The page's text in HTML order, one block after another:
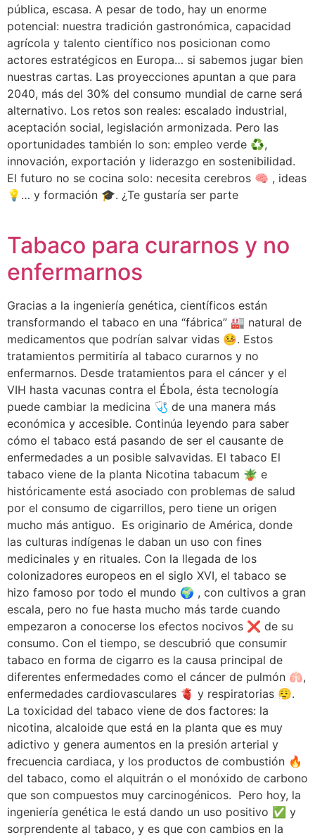
pública, escasa. A pesar de todo, hay un enorme
potencial: nuestra tradición gastronómica, capacidad
agrícola y talento científico nos posicionan como
actores estratégicos en Europa… si sabemos jugar bien
nuestras cartas. Las proyecciones apuntan a que para
2040, más del 30% del consumo mundial de carne será
alternativo. Los retos son reales: escalado industrial,
aceptación social, legislación armonizada. Pero las
oportunidades también lo son: empleo verde ♻️,
innovación, exportación y liderazgo en sostenibilidad.
El futuro no se cocina solo: necesita cerebros 🧠 , ideas
💡… y formación 🎓. ¿Te gustaría ser parte
Tabaco para curarnos y no
enfermarnos
Gracias a la ingeniería genética, científicos están
transformando el tabaco en una “fábrica” 🏭 natural de
medicamentos que podrían salvar vidas 🤒. Estos
tratamientos permitiría al tabaco curarnos y no
enfermarnos. Desde tratamientos para el cáncer y el
VIH hasta vacunas contra el Ébola, ésta tecnología
puede cambiar la medicina 🩺 de una manera más
económica y accesible. Continúa leyendo para saber
cómo el tabaco está pasando de ser el causante de
enfermedades a un posible salvavidas. El tabaco El
tabaco viene de la planta Nicotina tabacum 🪴 e
históricamente está asociado con problemas de salud
por el consumo de cigarrillos, pero tiene un origen
mucho más antiguo. Es originario de América, donde
las culturas indígenas le daban un uso con fines
medicinales y en rituales. Con la llegada de los
colonizadores europeos en el siglo XVI, el tabaco se
hizo famoso por todo el mundo 🌍 , con cultivos a gran
escala, pero no fue hasta mucho más tarde cuando
empezaron a conocerse los efectos nocivos ❌ de su
consumo. Con el tiempo, se descubrió que consumir
tabaco en forma de cigarro es la causa principal de
diferentes enfermedades como el cáncer de pulmón 🫁,
enfermedades cardiovasculares 🫀 y respiratorias 😮‍💨.
La toxicidad del tabaco viene de dos factores: la
nicotina, alcaloide que está en la planta que es muy
adictivo y genera aumentos en la presión arterial y
frecuencia cardiaca, y los productos de combustión 🔥
del tabaco, como el alquitrán o el monóxido de carbono
que son compuestos muy carcinogénicos. Pero hoy, la
ingeniería genética le está dando un uso positivo ✅ y
sorprendente al tabaco, y es que con cambios en la